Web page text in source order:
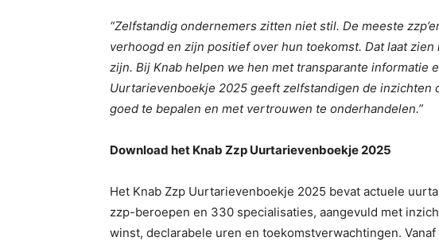
“Zelfstandig ondernemers zitten niet stil. De meeste
verhoogd en zijn positief over hun toekomst. Dat laat
zijn. Bij Knab helpen we hen met transparante informatie
Uurtarievenboekje 2025 geeft zelfstandigen de inzichten
goed te bepalen en met vertrouwen te onderhandelen.”
Download het Knab Zzp Uurtarievenboekje 2025
Het Knab Zzp Uurtarievenboekje 2025 bevat actuele
zzp-beroepen en 330 specialisaties, aangevuld met
winst, declarabele uren en toekomstverwachtingen.